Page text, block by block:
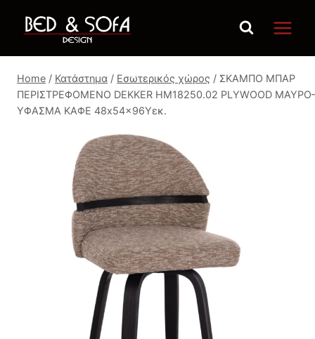
Home / Κατάστημα / Εσωτερικός χώρος / ΣΚΑΜΠΟ ΜΠΑΡ
ΠΕΡΙΣΤΡΕΦΟΜΕΝΟ DEKKER HM18250.02 PLYWOOD
ΥΦΑΣΜΑ ΚΑΦΕ 48x54x96Υεκ.